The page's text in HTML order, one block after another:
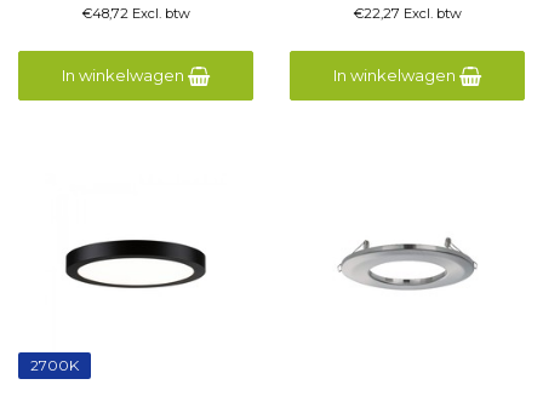
€48,72 Excl. btw
In winkelwagen
€22,27 Excl. btw
In winkelwagen
2700K